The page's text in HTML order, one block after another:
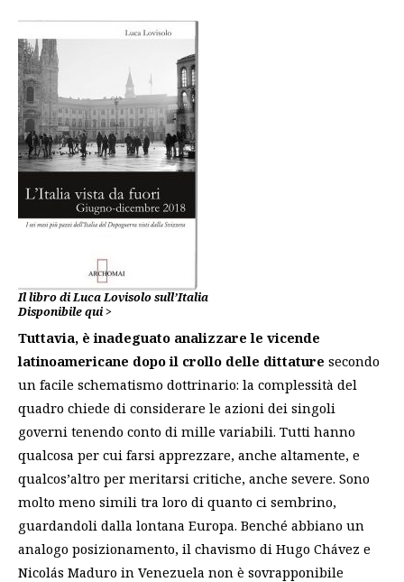
Il libro di Luca Lovisolo sull’Italia
Disponibile qui >
Tuttavia, è inadeguato analizzare le vicende
latinoamericane dopo il crollo delle dittature secondo
un facile schematismo dottrinario: la complessità del
quadro chiede di considerare le azioni dei singoli
governi tenendo conto di mille variabili. Tutti hanno
qualcosa per cui farsi apprezzare, anche altamente, e
qualcos’altro per meritarsi critiche, anche severe. Sono
molto meno simili tra loro di quanto ci sembrino,
guardandoli dalla lontana Europa. Benché abbiano un
analogo posizionamento, il chavismo di Hugo Chávez e
Nicolás Maduro in Venezuela non è sovrapponibile